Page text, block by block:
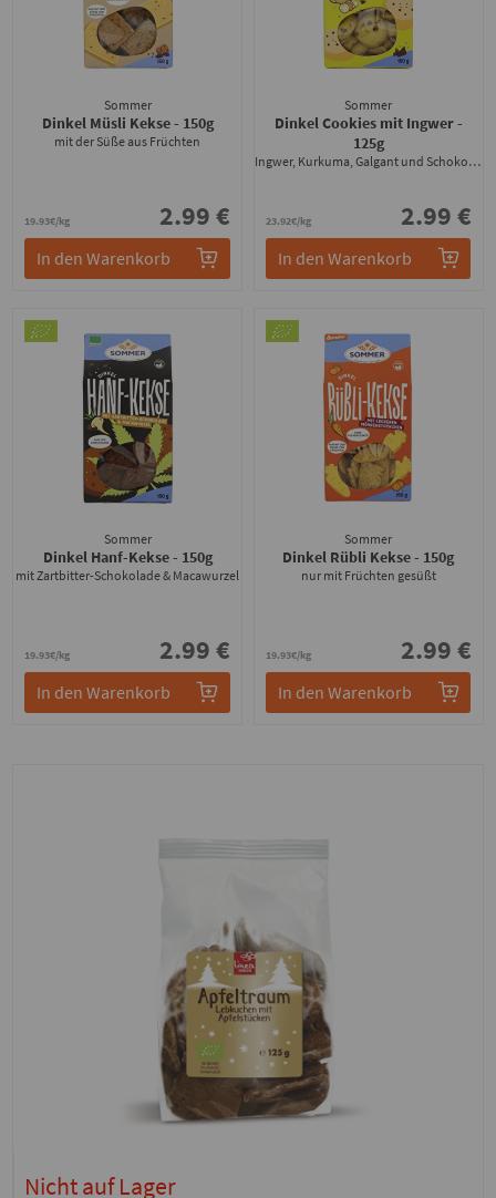
Sommer
Dinkel Müsli Kekse- 150g
mit der Süße aus Früchten
19.93€/kg 2.99 €
In den Warenkorb
Sommer
Dinkel Cookies mit Ingwer-
125g
Ingwer, Kurkuma, Galgant und Schokolade
23.92€/kg 2.99 €
In den Warenkorb
Sommer
Dinkel Hanf-Kekse- 150g
mit Zartbitter-Schokolade & Macawurzel
19.93€/kg 2.99 €
In den Warenkorb
Sommer
Dinkel Rübli Kekse- 150g
nur mit Früchten gesüßt
19.93€/kg 2.99 €
In den Warenkorb
Nicht auf Lager